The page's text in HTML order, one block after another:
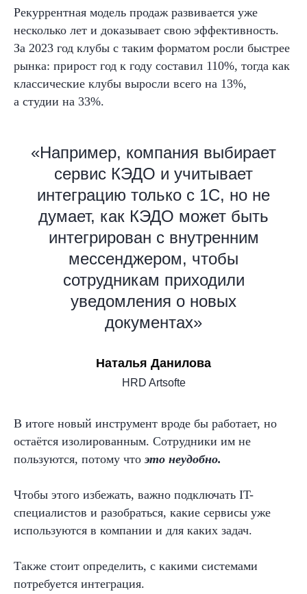
Рекуррентная модель продаж развивается уже
несколько лет и доказывает свою эффективность.
За 2023 год клубы с таким форматом росли быстрее
рынка: прирост год к году составил 110%, тогда как
классические клубы выросли всего на 13%,
а студии на 33%.
«Например, компания выбирает
сервис КЭДО и учитывает
интеграцию только с 1С, но не
думает, как КЭДО может быть
интегрирован с внутренним
мессенджером, чтобы
сотрудникам приходили
уведомления о новых
документах»
Наталья Данилова
HRD Artsofte
В итоге новый инструмент вроде бы работает, но
остаётся изолированным. Сотрудники им не
пользуются, потому чтоэто неудобно.
Чтобы этого избежать, важно подключать IT-
специалистов и разобраться, какие сервисы уже
используются в компании и для каких задач.
Также стоит определить, с какими системами
потребуется интеграция.